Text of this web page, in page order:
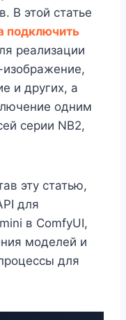
В этой статье
подключить
реализации
изображение,
и других, а
одним
серии NB2,
эту статью,
для
в ComfyUI,
моделей и
для